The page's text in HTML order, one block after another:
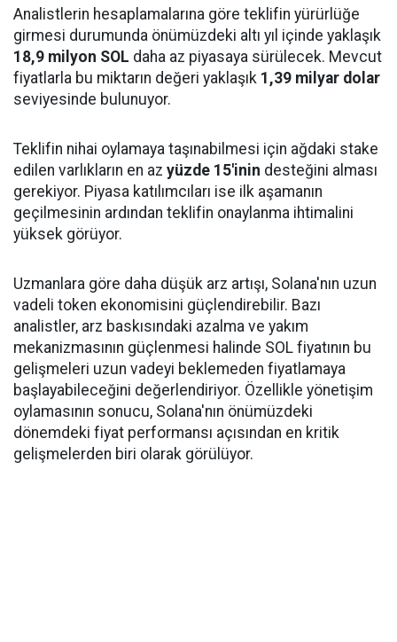
Analistlerin hesaplamalarına göre teklifin yürürlüğe
girmesi durumunda önümüzdeki altı yıl içinde yaklaşık
18,9 milyon SOL daha az piyasaya sürülecek. Mevcut
fiyatlarla bu miktarın değeri yaklaşık 1,39 milyar dolar
seviyesinde bulunuyor.
Teklifin nihai oylamaya taşınabilmesi için ağdaki stake
edilen varlıkların en az yüzde 15'inin desteğini alması
gerekiyor. Piyasa katılımcıları ise ilk aşamanın
geçilmesinin ardından teklifin onaylanma ihtimalini
yüksek görüyor.
Uzmanlara göre daha düşük arz artışı, Solana'nın uzun
vadeli token ekonomisini güçlendirebilir. Bazı
analistler, arz baskısındaki azalma ve yakım
mekanizmasının güçlenmesi halinde SOL fiyatının bu
gelişmeleri uzun vadeyi beklemeden fiyatlamaya
başlayabileceğini değerlendiriyor. Özellikle yönetişim
oylamasının sonucu, Solana'nın önümüzdeki
dönemdeki fiyat performansı açısından en kritik
gelişmelerden biri olarak görülüyor.